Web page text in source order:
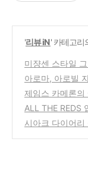
'리뷰 iN' 카테고리
미쟝센 스타일
아로마, 아로빌
제임스 카메론의
s Camerons
ALL THE REDS
하자!
(0)
시아크 다이어